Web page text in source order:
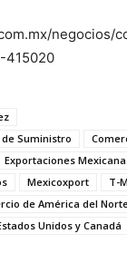
negocios/
415020
de Suministro
Exportaciones
Mexicoxport
T-
de América del
Unidos y Canadá